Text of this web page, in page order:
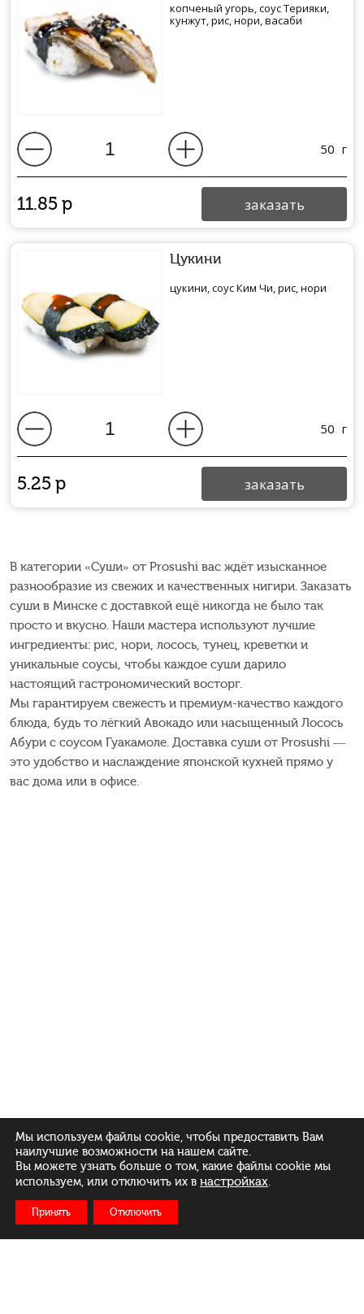
копченый угорь, соус Терияки,
кунжут, рис, нори, васаби
50 г
11.85р заказать
Цукини
цукини, соус Ким Чи, рис, нори
50 г
5.25р заказать
В категории «Суши» от Prosushi вас ждёт изысканное
разнообразие из свежих и качественных нигири. Заказать
суши в Минске с доставкой ещё никогда не было так
просто и вкусно. Наши мастера используют лучшие
ингредиенты: рис, нори, лосось, тунец, креветки и
уникальные соусы, чтобы каждое суши дарило
настоящий гастрономический восторг.
Мы гарантируем свежесть и премиум-качество каждого
блюда, будь то лёгкий Авокадо или насыщенный Лосось
Абури с соусом Гуакамоле. Доставка суши от Prosushi —
это удобство и наслаждение японской кухней прямо у
вас дома или в офисе.
Мы используем файлы cookie, чтобы предоставить Вам
наилучшие возможности на нашем сайте.
Вы можете узнать больше о том, какие файлы cookie мы
используем, или отключить их в настройках.
Принять Отключить